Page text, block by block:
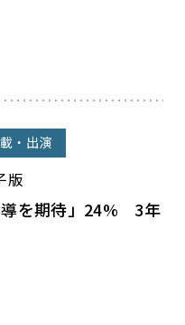
・出演
版
導を期待」24% 3年